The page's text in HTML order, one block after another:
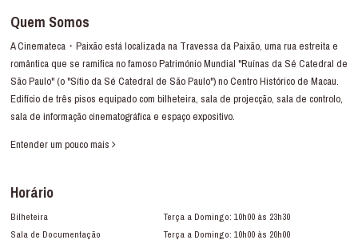
Quem Somos
A Cinemateca・Paixão está localizada na Travessa da Paixão, uma rua estreita e
romântica que se ramifica no famoso Património Mundial "Ruínas da Sé Catedral de
São Paulo" (o "Sítio da Sé Catedral de São Paulo") no Centro Histórico de Macau.
Edifício de três pisos equipado com bilheteira, sala de projecção, sala de controlo,
sala de informação cinematográfica e espaço expositivo.
Entender um pouco mais
Horário
Bilheteira
Terça a Domingo: 10h00 às 23h30
Sala de Documentação
Terça a Domingo: 10h00 às 20h00